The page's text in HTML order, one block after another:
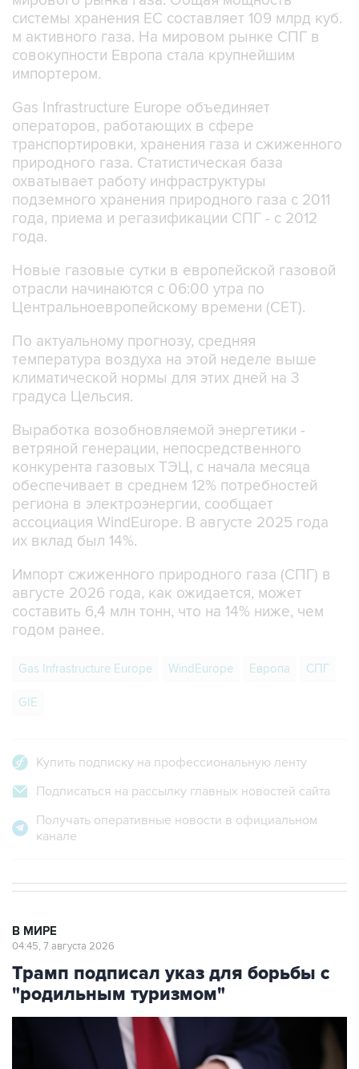
системы хранения ЕС составляет 109 млрд куб.
м активного газа. На мировом рынке СПГ в
совокупности Европа стала крупнейшим
импортером.
Gas Infrastructure Europe объединяет
операторов, работающих в сфере
транспортировки, хранения газа и сжиженного
природного газа. Статистическая база
охватывает работу инфраструктуры
подземного хранения природного газа с 2011
года, приема и регазификации СПГ - с 2012
года.
Новые газовые сутки в европейской газовой
отрасли начинаются c 06:00 утра по
Центральноевропейскому времени (CET).
По актуальному прогнозу, средняя
температура воздуха на этой неделе выше
климатической нормы для этих дней на 3
градуса Цельсия.
Выработка возобновляемой энергетики -
ветряной генерации, непосредственного
конкурента газовых ТЭЦ, с начала месяца
обеспечивает в среднем 12% потребностей
региона в электроэнергии, сообщает
ассоциация WindEurope. В августе 2025 года
их вклад был 14%.
Импорт сжиженного природного газа (СПГ) в
августе 2026 года, как ожидается, может
составить 6,4 млн тонн, что на 14% ниже, чем
годом ранее.
Gas Infrastructure Europe WindEurope Европа СПГ
GIE
Купить подписку на профессиональную ленту
Подписаться на рассылку главных новостей сайта
Получать оперативные новости в официальном
канале
В МИРЕ
04:45, 7 августа 2026
Трамп подписал указ для борьбы с
"родильным туризмом"